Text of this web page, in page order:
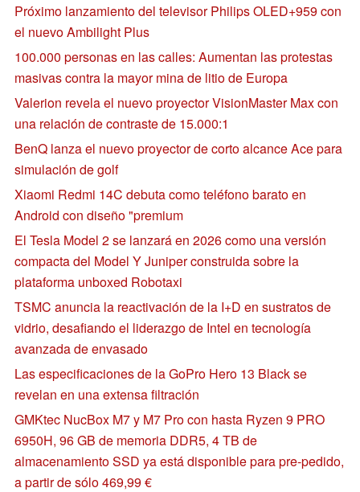
Próximo lanzamiento del televisor Philips OLED+959 con
el nuevo Ambilight Plus
100.000 personas en las calles: Aumentan las protestas
masivas contra la mayor mina de litio de Europa
Valerion revela el nuevo proyector VisionMaster Max con
una relación de contraste de 15.000:1
BenQ lanza el nuevo proyector de corto alcance Ace para
simulación de golf
Xiaomi Redmi 14C debuta como teléfono barato en
Android con diseño "premium
El Tesla Model 2 se lanzará en 2026 como una versión
compacta del Model Y Juniper construida sobre la
plataforma unboxed Robotaxi
TSMC anuncia la reactivación de la I+D en sustratos de
vidrio, desafiando el liderazgo de Intel en tecnología
avanzada de envasado
Las especificaciones de la GoPro Hero 13 Black se
revelan en una extensa filtración
GMKtec NucBox M7 y M7 Pro con hasta Ryzen 9 PRO
6950H, 96 GB de memoria DDR5, 4 TB de
almacenamiento SSD ya está disponible para pre-pedido,
a partir de sólo 469,99 €